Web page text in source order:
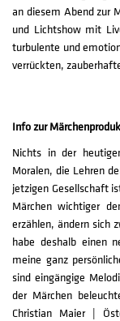
an diesem Abend zur
und Lichtshow mit
turbulente und
verrückten,
Info zur
Nichts in der
Moralen, die Lehren
jetzigen Gesellschaft
Märchen wichtiger
erzählen, ändern sich
habe deshalb einen
meine ganz
sind eingängige
der Märchen
Christian Maier |